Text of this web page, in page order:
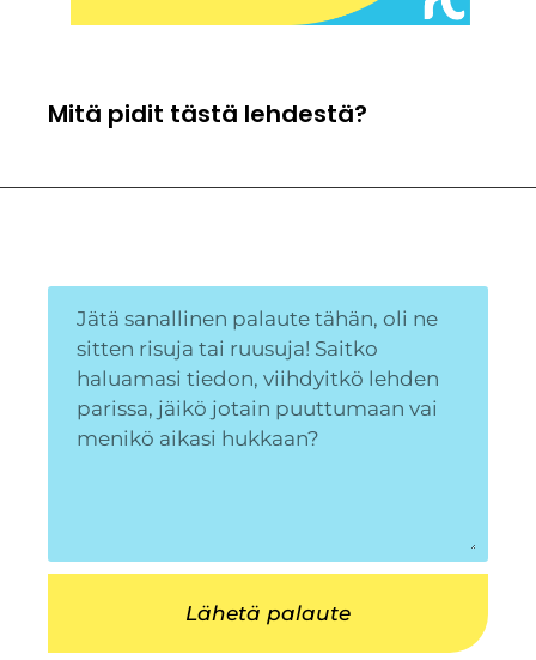
Mitä pidit tästä lehdestä?
Lähetä palaute